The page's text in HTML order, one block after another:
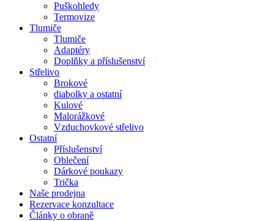
Puškohledy
Termovize
Tlumiče
Tlumiče
Adaptéry
Doplňky a příslušenství
Střelivo
Brokové
diabolky a ostatní
Kulové
Malorážkové
Vzduchovkové střelivo
Ostatní
Příslušenství
Oblečení
Dárkové poukazy
Trička
Naše prodejna
Rezervace konzultace
Články o obraně